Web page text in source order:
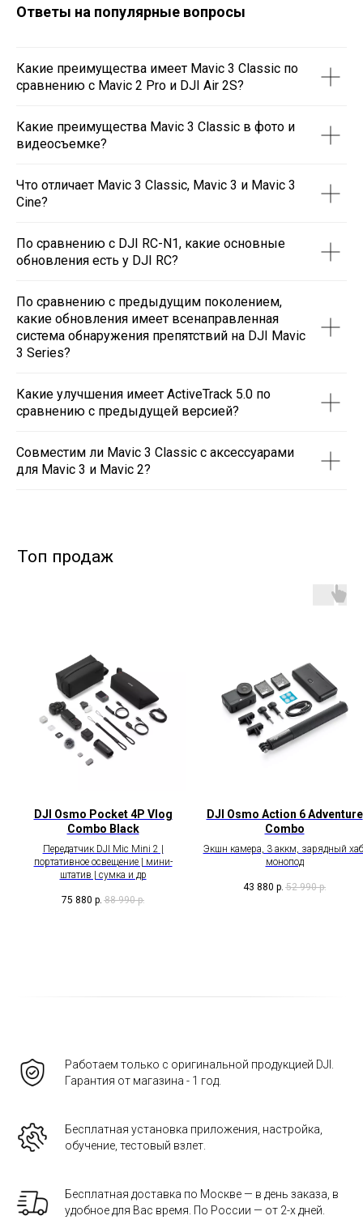
Ответы на популярные вопросы
Какие преимущества имеет Mavic 3 Classic по
сравнению с Mavic 2 Pro и DJI Air 2S?
Какие преимущества Mavic 3 Classic в фото и
видеосъемке?
Что отличает Mavic 3 Classic, Mavic 3 и Mavic 3
Cine?
По сравнению с DJI RC-N1, какие основные
обновления есть у DJI RC?
По сравнению с предыдущим поколением,
какие обновления имеет всенаправленная
система обнаружения препятствий на DJI Mavic
3 Series?
Какие улучшения имеет ActiveTrack 5.0 по
сравнению с предыдущей версией?
Совместим ли Mavic 3 Classic с аксессуарами
для Mavic 3 и Mavic 2?
DJI Osmo Pocket 4P Vlog
Combo Black
Передатчик DJI Mic Mini 2 |
портативное освещение | мини-
штатив | сумка и др
75 880 р. 88 990 р.
DJI Osmo Action 6 Adventure
Combo
Экшн камера, 3 аккм, зарядный
монопод
43 880 р. 52 990 р.
Работаем только с оригинальной продукцией DJI.
Гарантия от магазина - 1 год.
Бесплатная установка приложения, настройка,
обучение, тестовый взлет.
Бесплатная доставка по Москве — в день заказа, в
удобное для Вас время. По России — от 2-х дней.